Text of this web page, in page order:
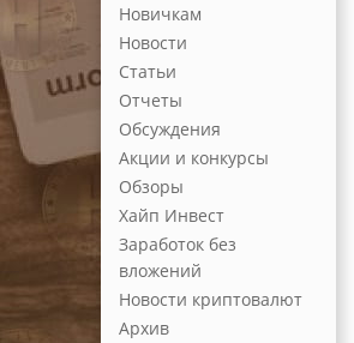
Новичкам
Новости
Статьи
Отчеты
Обсуждения
Акции и конкурсы
Обзоры
Хайп Инвест
Заработок без
вложений
Новости криптовалют
Архив